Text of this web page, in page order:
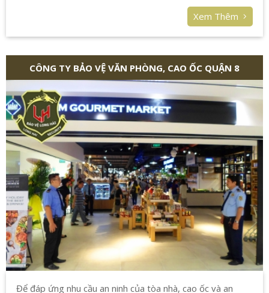
Xem Thêm
CÔNG TY BẢO VỆ VĂN PHÒNG, CAO ỐC QUẬN 8
Để đáp ứng nhu cầu an ninh của tòa nhà, cao ốc và an